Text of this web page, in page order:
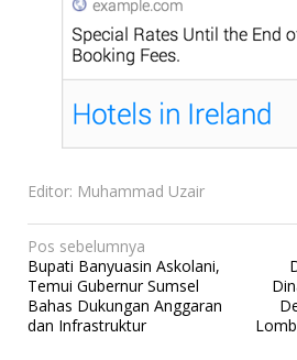
Editor: Muhammad Uzair
N
a
v
i
Pos sebelumnya
Bupati Banyuasin Askolani,
Temui Gubernur Sumsel
Bahas Dukungan Anggaran
dan Infrastruktur